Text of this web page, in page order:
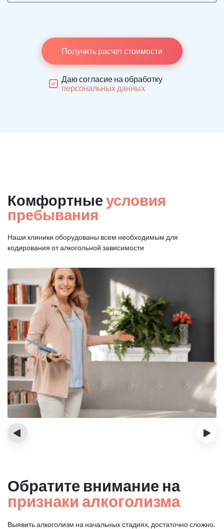
Получить расчет стоимости
Даю согласие на обработку
персональных данных
Комфортные условия
пребывания
Наши клиники оборудованы всем необходимым для
кодирования от алкогольной зависимости
‹ ›
Обратите внимание на
признаки алкоголизма
Выявить алкоголизм на начальных стадиях, достаточно сложно.